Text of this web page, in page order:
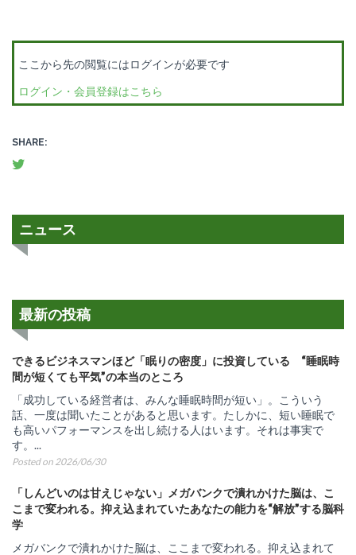
ここから先の閲覧にはログインが必要です
ログイン・会員登録はこちら
SHARE:
ニュース
最新の投稿
できるビジネスマンほど「眠りの密度」に投資している “睡眠時
間が短くても平気”の本当のところ
「成功している経営者は、みんな睡眠時間が短い」。こういう
話、一度は聞いたことがあると思います。たしかに、短い睡眠で
も高いパフォーマンスを出し続ける人はいます。それは事実で
す。...
Posted on 2026/06/30
「しんどいのは甘えじゃない」メガバンクで潰れかけた脳は、こ
こまで変われる。抑え込まれていたあなたの能力を“解放”する脳科
学
メガバンクで潰れかけた脳は、ここまで変われる。抑え込まれて